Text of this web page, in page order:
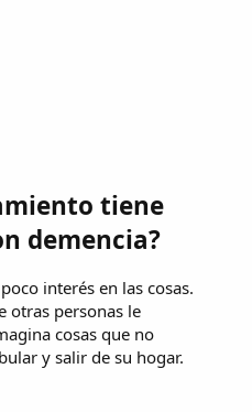
tiene
demencia?
interés en las cosas.
otras personas le
cosas que no
y salir de su hogar.